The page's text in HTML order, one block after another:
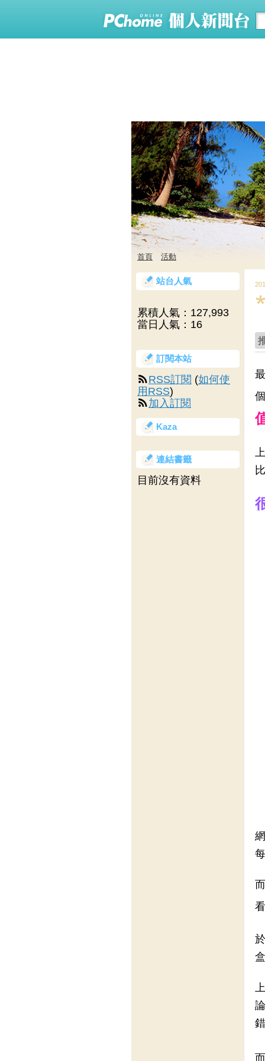
首頁 活動
站台人氣
累積人氣： 127,993
當日人氣： 16
訂閱本站
RSS訂閱 (如何使
用RSS)
加入訂閱
Kaza
連結書籤
目前沒有資料